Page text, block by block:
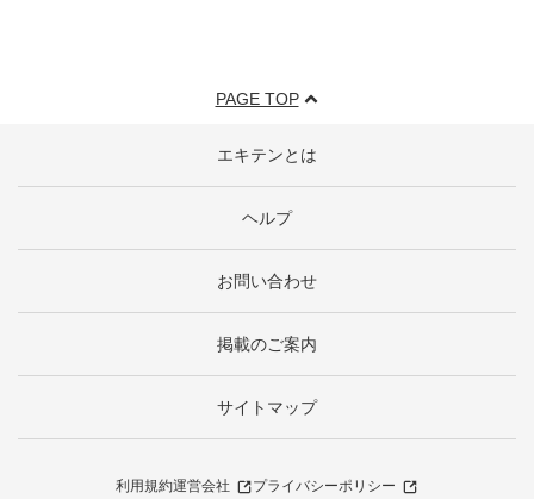
PAGE TOP
エキテンとは
ヘルプ
お問い合わせ
掲載のご案内
サイトマップ
利用規約運営会社
プライバシーポリシー